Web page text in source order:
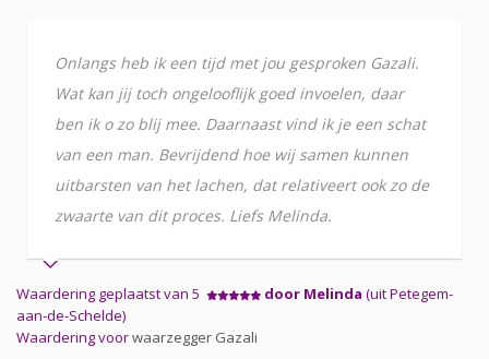
Onlangs heb ik een tijd met jou gesproken Gazali.
Wat kan jij toch ongelooflijk goed invoelen, daar
ben ik o zo blij mee. Daarnaast vind ik je een schat
van een man. Bevrijdend hoe wij samen kunnen
uitbarsten van het lachen, dat relativeert ook zo de
zwaarte van dit proces. Liefs Melinda.
Waardering geplaatst van 5 door Melinda (uit Petegem-
aan-de-Schelde)
Waardering voorwaarzegger Gazali